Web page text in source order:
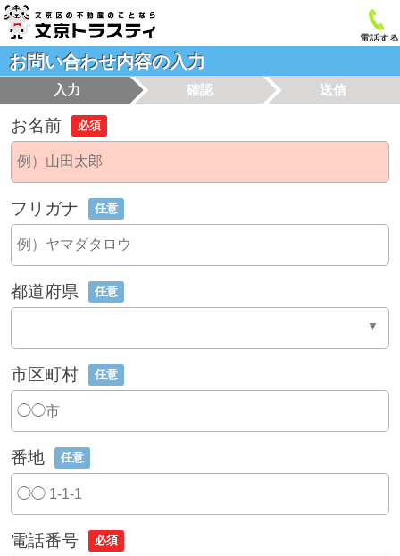
電話する
お問い合わせ内容の入力
入力 確認 送信
お名前 必須
フリガナ 任意
都道府県 任意
市区町村 任意
番地 任意
電話番号 必須